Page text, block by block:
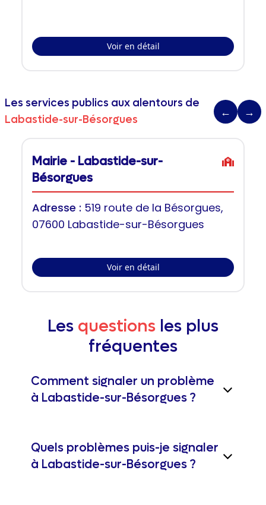
Voir en détail
Les services publics aux alentours de
Labastide-sur-Bésorgues
← →
Mairie - Labastide-sur-
Bésorgues
Adresse : 519 route de la Bésorgues,
07600 Labastide-sur-Bésorgues
Voir en détail
Les questions les plus
fréquentes
Comment signaler un problème
à Labastide-sur-Bésorgues ?
Quels problèmes puis-je signaler
à Labastide-sur-Bésorgues ?